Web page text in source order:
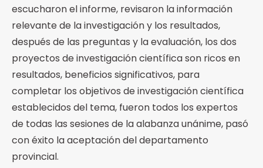
escucharon el informe, revisaron la información
relevante de la investigación y los resultados,
después de las preguntas y la evaluación, los dos
proyectos de investigación científica son ricos en
resultados, beneficios significativos, para
completar los objetivos de investigación científica
establecidos del tema, fueron todos los expertos
de todas las sesiones de la alabanza unánime, pasó
con éxito la aceptación del departamento
provincial.